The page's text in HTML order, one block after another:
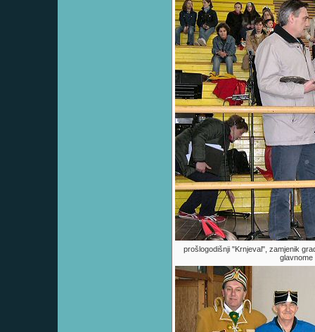
prošlogodišnji "Krnjeval", zamjenik
glavnome